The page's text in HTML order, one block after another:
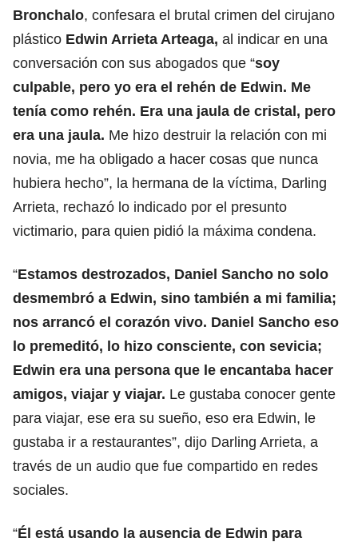
Bronchalo, confesara el brutal crimen del cirujano
plástico Edwin Arrieta Arteaga, al indicar en una
conversación con sus abogados que “soy
culpable, pero yo era el rehén de Edwin. Me
tenía como rehén. Era una jaula de cristal, pero
era una jaula. Me hizo destruir la relación con mi
novia, me ha obligado a hacer cosas que nunca
hubiera hecho”, la hermana de la víctima, Darling
Arrieta, rechazó lo indicado por el presunto
victimario, para quien pidió la máxima condena.
“Estamos destrozados, Daniel Sancho no solo
desmembró a Edwin, sino también a mi familia;
nos arrancó el corazón vivo. Daniel Sancho eso
lo premeditó, lo hizo consciente, con sevicia;
Edwin era una persona que le encantaba hacer
amigos, viajar y viajar. Le gustaba conocer gente
para viajar, ese era su sueño, eso era Edwin, le
gustaba ir a restaurantes”, dijo Darling Arrieta, a
través de un audio que fue compartido en redes
sociales.
“Él está usando la ausencia de Edwin para